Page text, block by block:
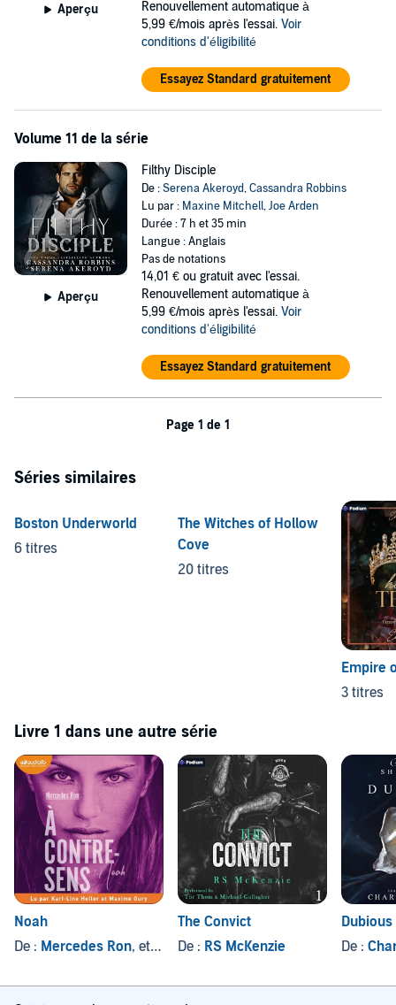
Aperçu
Renouvellement automatique à
5,99 €/mois après l'essai. Voir
conditions d'éligibilité
Essayez Standard gratuitement
Volume 11 de la série
Aperçu
Filthy Disciple
De :Serena Akeroyd,Cassandra Robbins
Lu par : Maxine Mitchell,Joe Arden
Durée : 7 h et 35 min
Langue : Anglais
Pas de notations
14,01 € ou gratuit avec l'essai.
Renouvellement automatique à
5,99 €/mois après l'essai. Voir
conditions d'éligibilité
Essayez Standard gratuitement
Page 1 de 1
Séries similaires
Boston Underworld
6 titres
The Witches of Hollow
Cove
20 titres
Empire
3 titres
Livre 1 dans une autre série
Noah
De : Mercedes Ron, et autres
The Convict
De : RS McKenzie
Dubious
De :